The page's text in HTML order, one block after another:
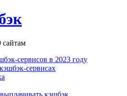
сайтам
сервисов в 2023 году
сервисах
кэшбэк